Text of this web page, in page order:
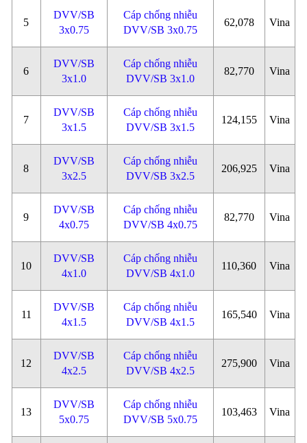
5
DVV/SB
3x0.75
Cáp chống nhiễu
DVV/SB 3x0.75
62,078 Vina
6
DVV/SB
3x1.0
Cáp chống nhiễu
DVV/SB 3x1.0
82,770 Vina
7
DVV/SB
3x1.5
Cáp chống nhiễu
DVV/SB 3x1.5
124,155 Vina
8
DVV/SB
3x2.5
Cáp chống nhiễu
DVV/SB 3x2.5
206,925 Vina
9
DVV/SB
4x0.75
Cáp chống nhiễu
DVV/SB 4x0.75
82,770 Vina
10
DVV/SB
4x1.0
Cáp chống nhiễu
DVV/SB 4x1.0
110,360 Vina
11
DVV/SB
4x1.5
Cáp chống nhiễu
DVV/SB 4x1.5
165,540 Vina
12
DVV/SB
4x2.5
Cáp chống nhiễu
DVV/SB 4x2.5
275,900 Vina
13
DVV/SB
5x0.75
Cáp chống nhiễu
DVV/SB 5x0.75
103,463 Vina